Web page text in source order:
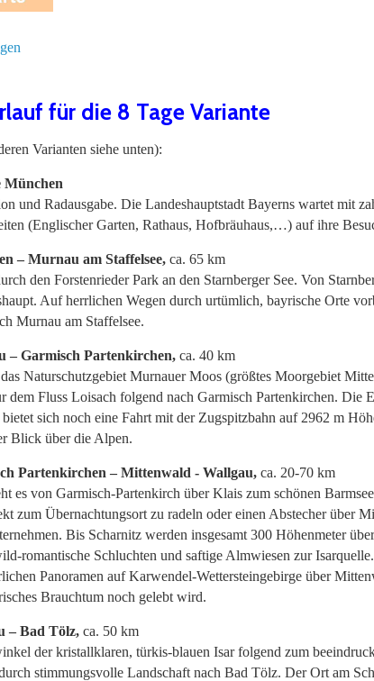
für die 8 Tage Variante
Varianten siehe unten):
München
und Radausgabe. Die Landeshauptstadt Bayerns wartet mit
(Englischer Garten, Rathaus, Hofbräuhaus,…) auf ihre
– Murnau am Staffelsee,ca. 65 km
den Forstenrieder Park an den Starnberger See. Von
Auf herrlichen Wegen durch urtümlich, bayrische Orte
Murnau am Staffelsee.
– Garmisch Partenkirchen,ca. 40 km
Naturschutzgebiet Murnauer Moos (größtes Moorgebiet
dem Fluss Loisach folgend nach Garmisch Partenkirchen. Die
bietet sich noch eine Fahrt mit der Zugspitzbahn auf 2962 m
Blick über die Alpen.
Partenkirchen – Mittenwald - Wallgau,ca. 20-70 km
es von Garmisch-Partenkirch über Klais zum schönen
zum Übernachtungsort zu radeln oder einen Abstecher über
Bis Scharnitz werden insgesamt 300 Höhenmeter
romantische Schluchten und saftige Almwiesen zur
Panoramen auf Karwendel-Wettersteingebirge über
Brauchtum noch gelebt wird.
– Bad Tölz,ca. 50 km
der kristallklaren, türkis-blauen Isar folgend zum
stimmungsvolle Landschaft nach Bad Tölz. Der Ort am